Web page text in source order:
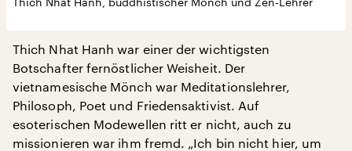
Thich Nhat Hanh war einer der wichtigsten
Botschafter fernöstlicher Weisheit. Der
vietnamesische Mönch war Meditationslehrer,
Philosoph, Poet und Friedensaktivist. Auf
esoterischen Modewellen ritt er nicht, auch zu
missionieren war ihm fremd. „Ich bin nicht hier, um